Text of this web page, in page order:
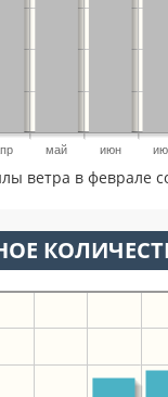
май июн
ветра в феврале